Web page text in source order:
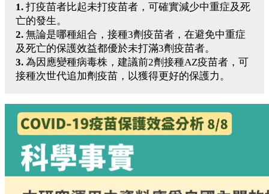
1. 打疫苗者比起未打疫苗者，可確實減少中重症及死
亡的發生。
2. 無論是哪種組合，接種3劑疫苗者，在避免中重症
及死亡的保護效益都優於未打滿3劑疫苗者。
3. 為因應變種病毒株，建議前2劑接種AZ疫苗者，可
接種次世代追加劑疫苗，以獲得更好的保護力。